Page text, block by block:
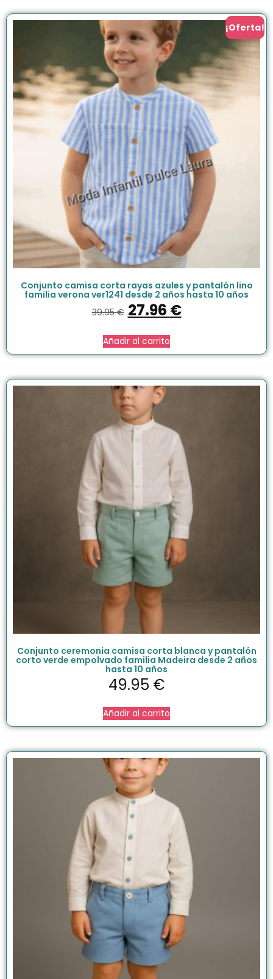
¡Oferta!
Conjunto camisa corta rayas azules y pantalón lino
familia verona ver1241 desde 2 años hasta 10 años
39.95€ 27.96 €
Añadir al carrito
Conjunto ceremonia camisa corta blanca y pantalón
corto verde empolvado familia Madeira desde 2 años
hasta 10 años
49.95 €
Añadir al carrito